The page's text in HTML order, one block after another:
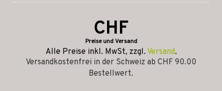
CHF
Preise und Versand
Alle Preise inkl. MwSt, zzgl. Versand.
Versandkostenfrei in der Schweiz ab CHF 90.00
Bestellwert.